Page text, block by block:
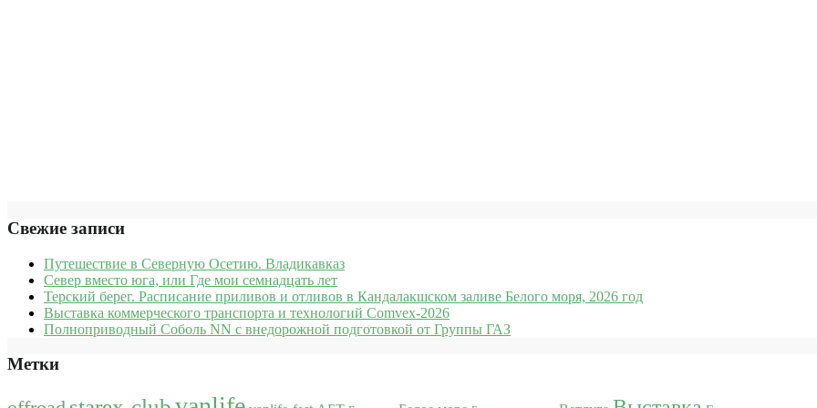
Свежие записи
Путешествие в Северную Осетию. Владикавказ
Север вместо юга, или Где мои семнадцать лет
Терский берег. Расписание приливов и отливов в Кандалакшском заливе Белого моря, 2026 год
Выставка коммерческого транспорта и технологий Comvex-2026
Полноприводный Соболь NN с внедорожной подготовкой от Группы ГАЗ
Метки